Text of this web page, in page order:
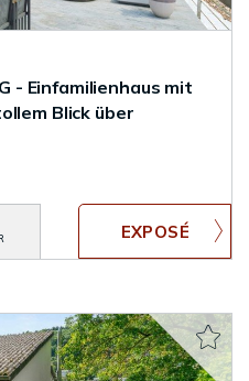
- Einfamilienhaus mit
Blick über